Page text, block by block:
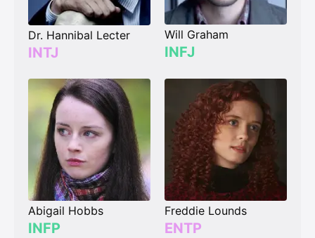
Dr. Hannibal Lecter
INTJ
Will Graham
INFJ
Abigail Hobbs
INFP
Freddie Lounds
ENTP